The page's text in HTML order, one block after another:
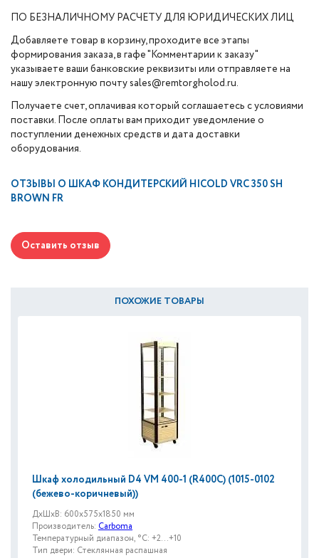
ПО БЕЗНАЛИЧНОМУ РАСЧЕТУ ДЛЯ ЮРИДИЧЕСКИХ ЛИЦ
Добавляете товар в корзину, проходите все этапы
формирования заказа, в гафе "Комментарии к заказу"
указываете ваши банковские реквизиты или отправляете на
нашу электронную почту sales@remtorgholod.ru.
Получаете счет, оплачивая который соглашаетесь с условиями
поставки. После оплаты вам приходит уведомление о
поступлении денежных средств и дата доставки
оборудования.
ОТЗЫВЫ О ШКАФ КОНДИТЕРСКИЙ HICOLD VRC 350 SH
BROWN FR
Оставить отзыв
ПОХОЖИЕ ТОВАРЫ
Шкаф холодильный D4 VM 400-1 (R400C) (1015-0102
(бежево-коричневый))
ДxШxВ: 600x575x1850 мм
Производитель: Carboma
Температурный диапазон, °C: +2...+10
Тип двери: Стеклянная распашная